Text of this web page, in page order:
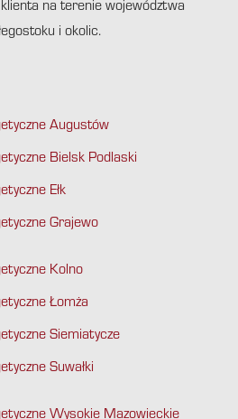
na terenie województwa
i okolic.
Augustów
Bielsk Podlaski
Ełk
Grajewo
Kolno
Łomża
Siemiatycze
Suwałki
Wysokie Mazowieckie